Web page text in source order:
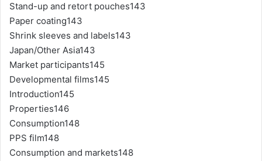
Stand-up and retort pouches143
Paper coating143
Shrink sleeves and labels143
Japan/Other Asia143
Market participants145
Developmental films145
Introduction145
Properties146
Consumption148
PPS film148
Consumption and markets148